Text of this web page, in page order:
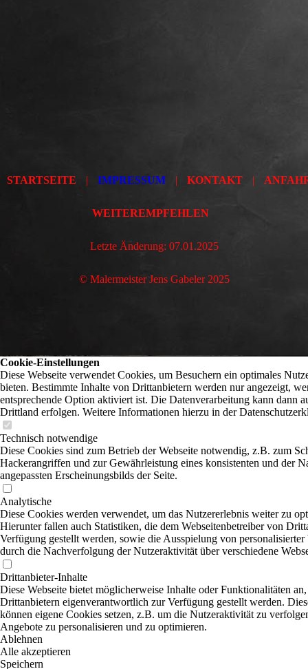
STARTSEITE | IMPRESSUM | KONTAKT |
WEITEREMPFEHLEN
Letzte Änderung: 07.01.2025
© Malermeister Jens Gabeler 2025
Cookie-Einstellungen
Diese Webseite verwendet Cookies, um Besuchern ein optimales
bieten. Bestimmte Inhalte von Drittanbietern werden nur angezeigt,
entsprechende Option aktiviert ist. Die Datenverarbeitung kann dann
Drittland erfolgen. Weitere Informationen hierzu in der
Technisch notwendige
Diese Cookies sind zum Betrieb der Webseite notwendig, z.B. zum
Hackerangriffen und zur Gewährleistung eines konsistenten und der
angepassten Erscheinungsbilds der Seite.
Analytische
Diese Cookies werden verwendet, um das Nutzererlebnis weiter zu
Hierunter fallen auch Statistiken, die dem Webseitenbetreiber von
Verfügung gestellt werden, sowie die Ausspielung von personalisierter
durch die Nachverfolgung der Nutzeraktivität über verschiedene
Drittanbieter-Inhalte
Diese Webseite bietet möglicherweise Inhalte oder Funktionalitäten
Drittanbietern eigenverantwortlich zur Verfügung gestellt werden.
können eigene Cookies setzen, z.B. um die Nutzeraktivität zu
Angebote zu personalisieren und zu optimieren.
Ablehnen
Alle akzeptieren
Speichern